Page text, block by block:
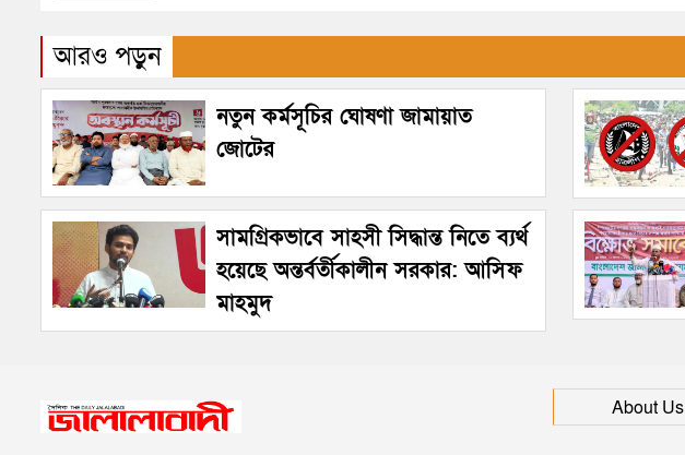
আরও পড়ুন
নতুন কর্মসূচির ঘোষণা জামায়াত
জোটের
সামগ্রিকভাবে সাহসী সিদ্ধান্ত নিতে ব্যর্থ
হয়েছে অন্তর্বর্তীকালীন সরকার: আসিফ
মাহমুদ
About Us